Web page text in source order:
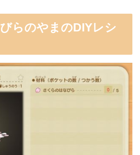
らのやまのDIYレシ